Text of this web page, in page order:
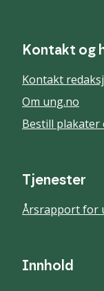
Kontakt og
Kontakt
Om ung.no
Bestill
Tjenester
Årsrapport for
Innhold